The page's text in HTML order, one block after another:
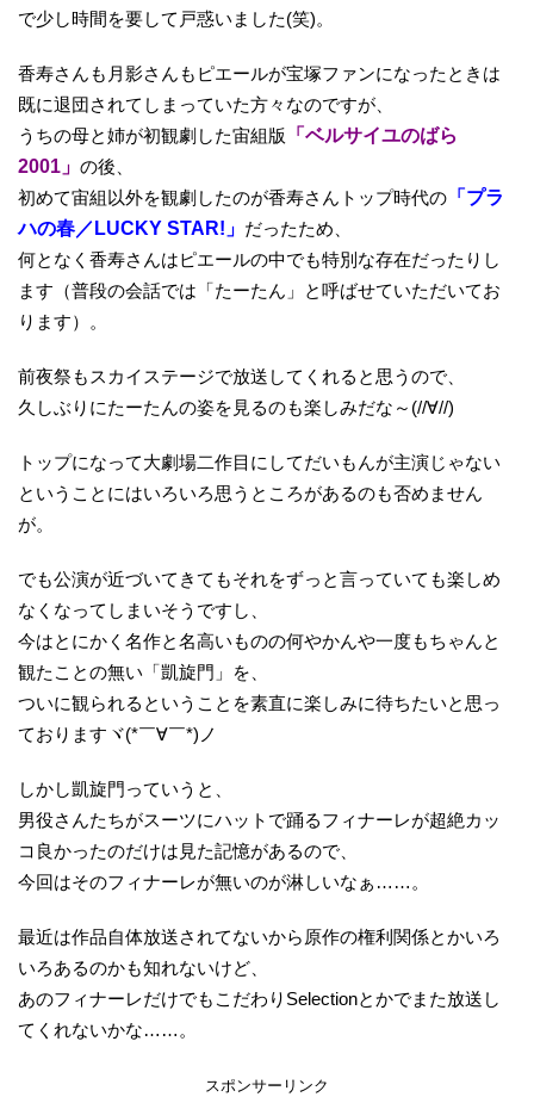
で少し時間を要して戸惑いました(笑)。
香寿さんも月影さんもピエールが宝塚ファンになったときは
既に退団されてしまっていた方々なのですが、
うちの母と姉が初観劇した宙組版 「ベルサイユのばら
2001」 の後、
初めて宙組以外を観劇したのが香寿さんトップ時代の 「プラ
ハの春／LUCKY STAR!」 だったため、
何となく香寿さんはピエールの中でも特別な存在だったりし
ます（普段の会話では「たーたん」と呼ばせていただいてお
ります）。
前夜祭もスカイステージで放送してくれると思うので、
久しぶりにたーたんの姿を見るのも楽しみだな～(//∀//)
トップになって大劇場二作目にしてだいもんが主演じゃない
ということにはいろいろ思うところがあるのも否めません
が。
でも公演が近づいてきてもそれをずっと言っていても楽しめ
なくなってしまいそうですし、
今はとにかく名作と名高いものの何やかんや一度もちゃんと
観たことの無い「凱旋門」を、
ついに観られるということを素直に楽しみに待ちたいと思っ
ておりますヾ(*￣∀￣*)ノ
しかし凱旋門っていうと、
男役さんたちがスーツにハットで踊るフィナーレが超絶カッ
コ良かったのだけは見た記憶があるので、
今回はそのフィナーレが無いのが淋しいなぁ……。
最近は作品自体放送されてないから原作の権利関係とかいろ
いろあるのかも知れないけど、
あのフィナーレだけでもこだわりSelectionとかでまた放送し
てくれないかな……。
スポンサーリンク